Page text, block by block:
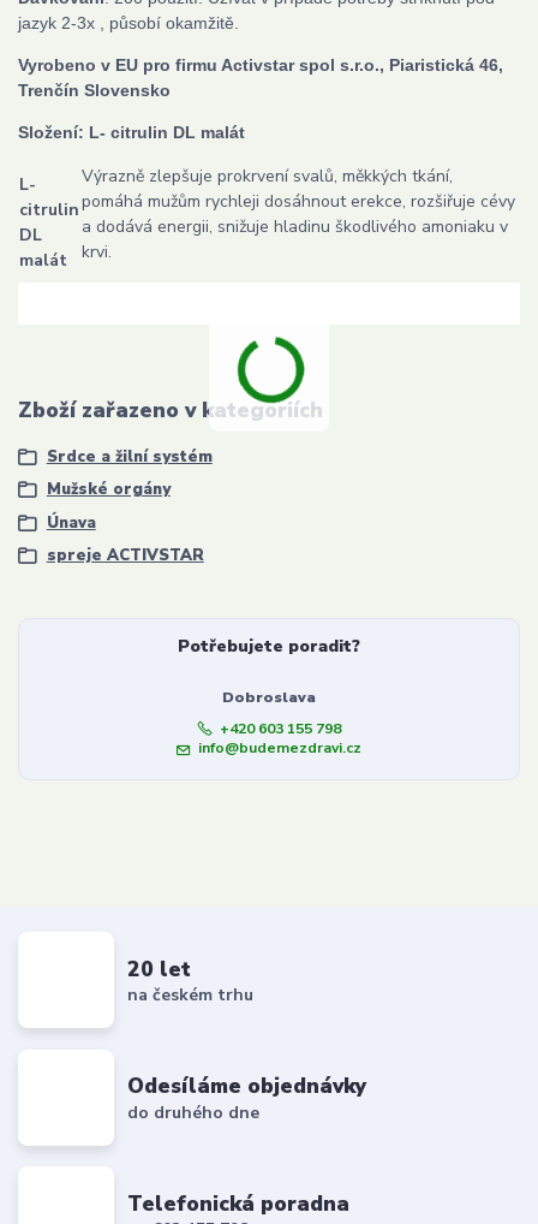
jazyk 2-3x , působí okamžitě.
Vyrobeno v EU pro firmu Activstar spol s.r.o., Piaristická 46,
Trenčín Slovensko
Složení: L- citrulin DL malát
L-
citrulin
DL
malát
Výrazně zlepšuje prokrvení svalů, měkkých tkání,
pomáhá mužům rychleji dosáhnout erekce, rozšiřuje cévy
a dodává energii, snižuje hladinu škodlivého amoniaku v
krvi.
Zboží zařazeno v kategoriích
Srdce a žilní systém
Mužské orgány
Únava
spreje ACTIVSTAR
Potřebujete poradit?
Dobroslava
+420 603 155 798
info@budemezdravi.cz
20 let
na českém trhu
Odesíláme objednávky
do druhého dne
Telefonická poradna